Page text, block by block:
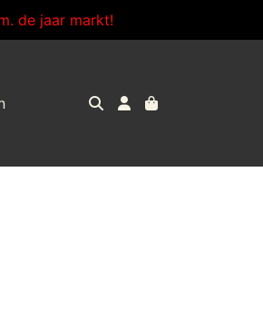
de jaar markt!